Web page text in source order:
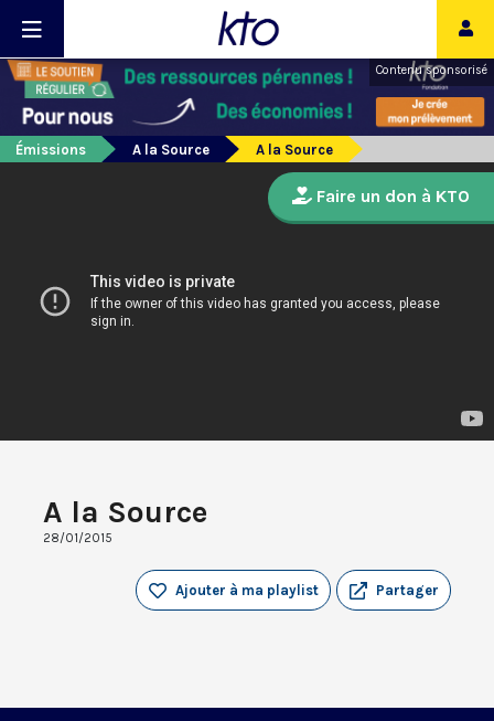
Contenu sponsorisé
Émissions A la Source A la Source
A la Source
28/01/2015
Partager
Ajouter à ma playlist
Faire un don à KTO